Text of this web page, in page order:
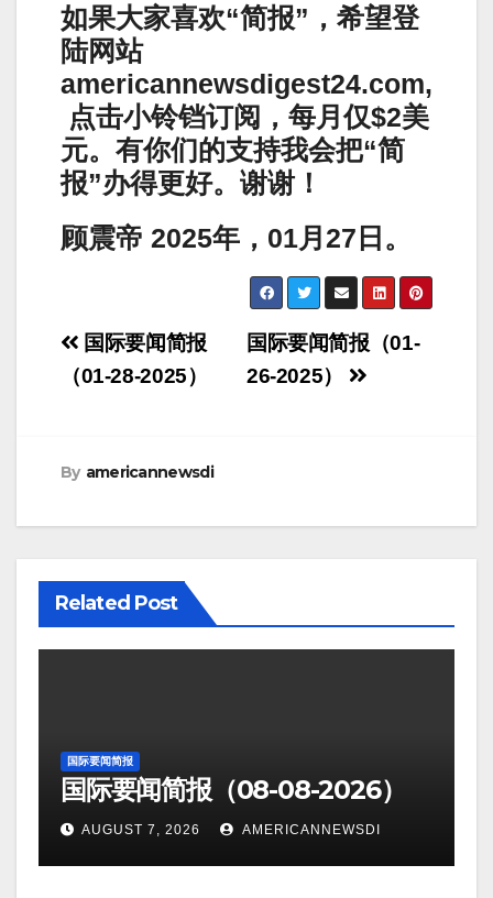
如果大家喜欢“简报”，希望登
陆网站
americannewsdigest24.com,
点击小铃铛订阅，每月仅$2美
元。有你们的支持我会把“简
报”办得更好。谢谢！
顾震帝 2025年，01月27日。
Post
navigation
国际要闻简报（01-
26-2025）
国际要闻简报
（01-28-2025）
By americannewsdi
Related Post
国际要闻简报
国际要闻简报（08-08-2026）
AUGUST 7, 2026 AMERICANNEWSDI